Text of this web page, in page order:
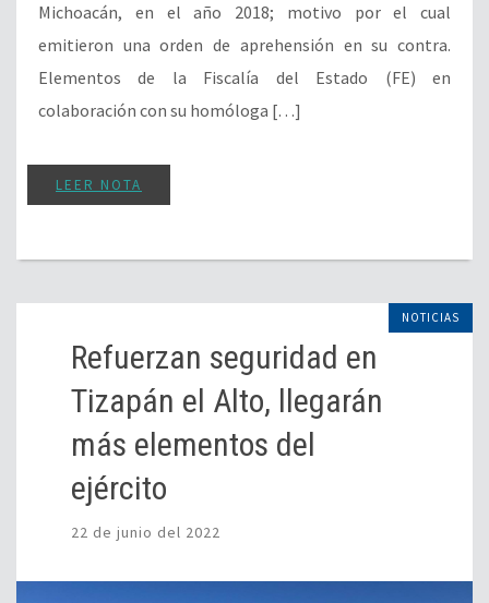
Michoacán, en el año 2018; motivo por el cual
emitieron una orden de aprehensión en su contra.
Elementos de la Fiscalía del Estado (FE) en
colaboración con su homóloga […]
LEER NOTA
NOTICIAS
Refuerzan seguridad en
Tizapán el Alto, llegarán
más elementos del
ejército
22 de junio del 2022